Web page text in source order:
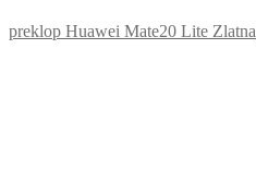
preklop Huawei Mate20 Lite Zlatna